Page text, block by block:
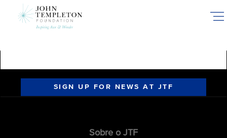
SIGN UP FOR NEWS AT JTF
Sobre o JTF